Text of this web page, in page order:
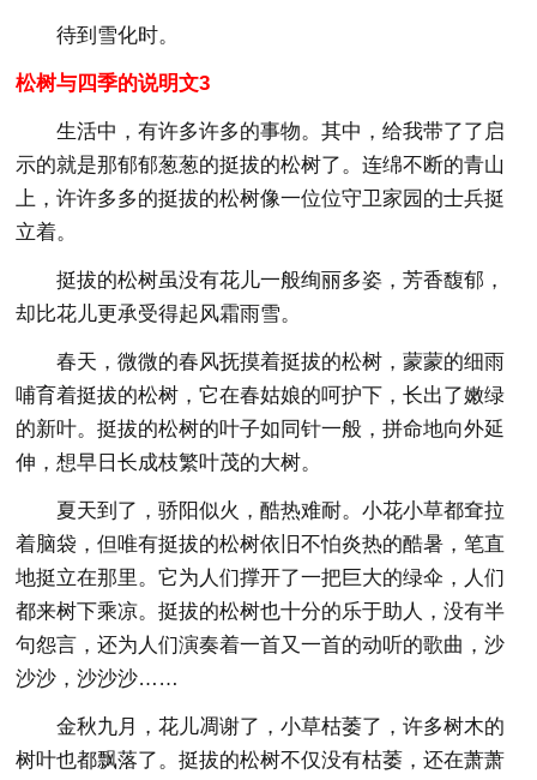
待到雪化时。
松树与四季的说明文3
生活中，有许多许多的事物。其中，给我带了了启
示的就是那郁郁葱葱的挺拔的松树了。连绵不断的青山
上，许许多多的挺拔的松树像一位位守卫家园的士兵挺
立着。
挺拔的松树虽没有花儿一般绚丽多姿，芳香馥郁，
却比花儿更承受得起风霜雨雪。
春天，微微的春风抚摸着挺拔的松树，蒙蒙的细雨
哺育着挺拔的松树，它在春姑娘的呵护下，长出了嫩绿
的新叶。挺拔的松树的叶子如同针一般，拼命地向外延
伸，想早日长成枝繁叶茂的大树。
夏天到了，骄阳似火，酷热难耐。小花小草都耷拉
着脑袋，但唯有挺拔的松树依旧不怕炎热的酷暑，笔直
地挺立在那里。它为人们撑开了一把巨大的绿伞，人们
都来树下乘凉。挺拔的松树也十分的乐于助人，没有半
句怨言，还为人们演奏着一首又一首的动听的歌曲，沙
沙沙，沙沙沙……
金秋九月，花儿凋谢了，小草枯萎了，许多树木的
树叶也都飘落了。挺拔的松树不仅没有枯萎，还在萧萧